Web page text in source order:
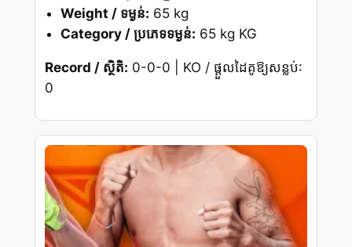
Weight / ទម្ងន់: 65 kg
Category / ប្រភេទទម្ងន់: 65 kg KG
Record / ស្ថិតិ: 0-0-0 | KO / ផ្តួលដៃគូឱ្យសន្លប់:
0